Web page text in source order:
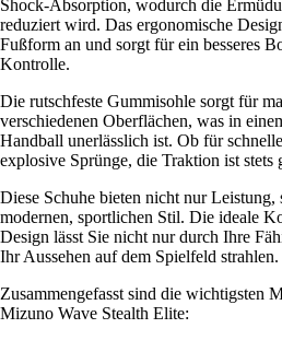
Shock-Absorption, wodurch die
reduziert wird. Das ergonomische
Fußform an und sorgt für ein besseres
Kontrolle.
Die rutschfeste Gummisohle sorgt für
verschiedenen Oberflächen, was in
Handball unerlässlich ist. Ob für
explosive Sprünge, die Traktion ist stets
Diese Schuhe bieten nicht nur Leistung,
modernen, sportlichen Stil. Die ideale
Design lässt Sie nicht nur durch Ihre
Ihr Aussehen auf dem Spielfeld strahlen.
Zusammengefasst sind die wichtigsten
Mizuno Wave Stealth Elite: